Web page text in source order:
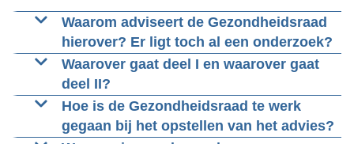
Waarom adviseert de Gezondheidsraad
hierover? Er ligt toch al een onderzoek?
De Gezondheidsraad heeft als wettelijke taak
regering en parlement op basis van de stand
van de wetenschap te adviseren op het brede
terrein van de volksgezondheid en
Waarover gaat deel I en waarover gaat
deel II?
In het 1edeeladviesgaat het vooral om de
duiding van de beschikbare wetenschappelijke
Hoe is de Gezondheidsraad te werk
gegaan bij het opstellen van het advies?